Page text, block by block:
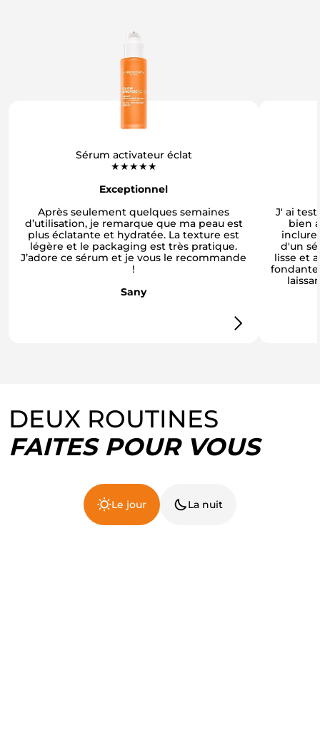
Sérum activateur éclat
★★★★★
Exceptionnel
Après seulement quelques semaines
d’utilisation, je remarque que ma peau est
plus éclatante et hydratée. La texture est
légère et le packaging est très pratique.
J’adore ce sérum et je vous le recommande
!
Sany
J' ai
bien
inclure
d'un
lisse et
DEUX ROUTINES
FAITES POUR VOUS
Le jour La nuit